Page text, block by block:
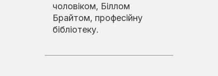
чоловіком, Біллом
Брайтом, професійну
бібліотеку.